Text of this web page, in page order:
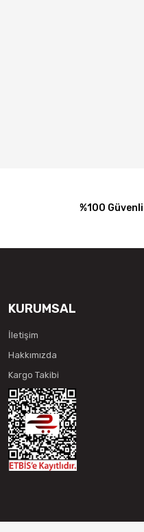
%100
KURUMSAL
İletişim
Hakkımızda
Kargo Takibi